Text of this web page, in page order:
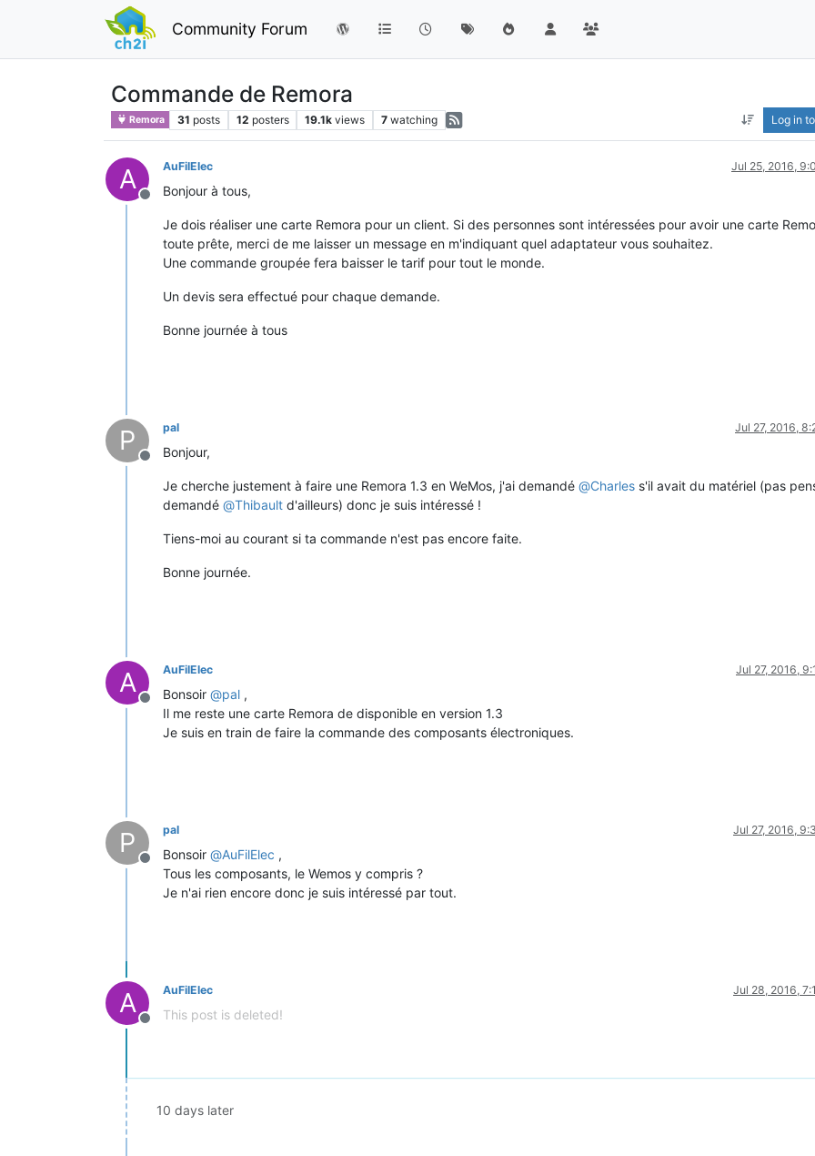
Community Forum
Commande de Remora
Remora 31 posts 12 posters 19.1k views 7 watching Log in
A
Offline
AuFilElec Jul 25, 2016,
Bonjour à tous,
Je dois réaliser une carte Remora pour un client. Si des personnes sont intéressées pour avoir une carte
toute prête, merci de me laisser un message en m'indiquant quel adaptateur vous souhaitez.
Une commande groupée fera baisser le tarif pour tout le monde.
Un devis sera effectué pour chaque demande.
Bonne journée à tous
P
Offline
pal Jul 27, 2016,
Bonjour,
Je cherche justement à faire une Remora 1.3 en WeMos, j'ai demandé @Charles s'il avait du matériel (pas
demandé @Thibault d'ailleurs) donc je suis intéressé !
Tiens-moi au courant si ta commande n'est pas encore faite.
Bonne journée.
A
Offline
AuFilElec Jul 27, 2016,
Bonsoir @pal ,
Il me reste une carte Remora de disponible en version 1.3
Je suis en train de faire la commande des composants électroniques.
P
Offline
pal Jul 27, 2016,
Bonsoir @AuFilElec ,
Tous les composants, le Wemos y compris ?
Je n'ai rien encore donc je suis intéressé par tout.
A
Offline
AuFilElec Jul 28, 2016,
This post is deleted!
10 days later